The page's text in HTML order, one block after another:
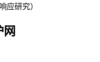
应研究）